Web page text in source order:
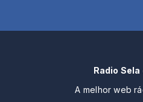
Radio Sela
A melhor web